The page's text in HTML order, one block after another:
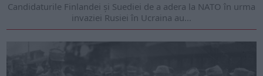
Candidaturile Finlandei și Suediei de a adera la NATO în urma
invaziei Rusiei în Ucraina au...